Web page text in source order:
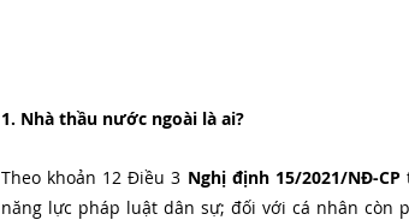
1. Nhà thầu nước ngoài là ai?
Theo khoản 12 Điều 3 Nghị định 15/2021/NĐ-CP
năng lực pháp luật dân sự; đối với cá nhân còn